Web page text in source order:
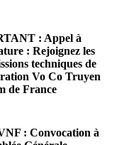
no translations
sur ce lien
aux résultats
: Appel à
: Rejoignez les
techniques de
Vo Co Truyen
de France
no translations
: Convocation à